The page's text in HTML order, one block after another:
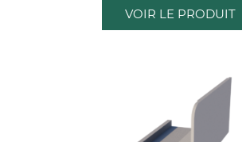
VOIR LE PRODUIT